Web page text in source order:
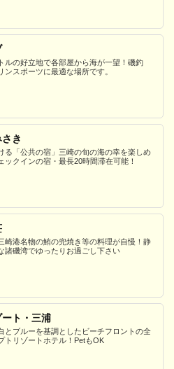
ルの好立地で各部屋から海が一望！磯釣
ンスポーツに最適な場所です。
き
る「公共の宿」三崎の旬の海の幸を楽しめ
ックインの宿・最長20時間滞在可能！
崎港名物の鮪の兜焼き等の料理が自慢！静
諸磯湾でゆったりお過ごし下さい
ート・三浦
とブルーを基調としたビーチフロントの全
トリゾートホテル！PetもOK